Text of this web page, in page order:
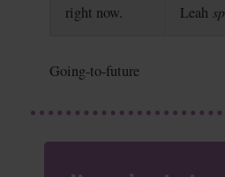
right now.
Leah
Going-to-future